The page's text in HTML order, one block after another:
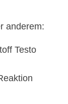
anderem:
Testo